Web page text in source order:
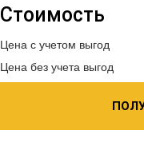
Стоимость
Цена с учетом выгод
Цена без учета выгод